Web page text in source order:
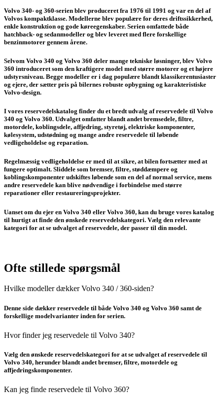
Volvo 340- og 360-serien blev produceret fra 1976 til 1991 og var en del af
Volvos kompaktklasse. Modellerne blev populære for deres driftssikkerhed,
enkle konstruktion og gode køreegenskaber. Serien omfattede både
hatchback- og sedanmodeller og blev leveret med flere forskellige
benzinmotorer gennem årene.
Selvom Volvo 340 og Volvo 360 deler mange tekniske løsninger, blev Volvo
360 introduceret som den kraftigere model med større motorer og et højere
udstyrsniveau. Begge modeller er i dag populære blandt klassikerentusiaster
og ejere, der sætter pris på bilernes robuste opbygning og karakteristiske
Volvo-design.
I vores reservedelskatalog finder du et bredt udvalg af reservedele til Volvo
340 og Volvo 360. Udvalget omfatter blandt andet bremsedele, filtre,
motordele, koblingsdele, affjedring, styretøj, elektriske komponenter,
kølesystem, udstødning og mange andre reservedele til løbende
vedligeholdelse og reparation.
Regelmæssig vedligeholdelse er med til at sikre, at bilen fortsætter med at
fungere optimalt. Sliddele som bremser, filtre, støddæmpere og
koblingskomponenter udskiftes løbende som en del af normal service, mens
andre reservedele kan blive nødvendige i forbindelse med større
reparationer eller restaureringsprojekter.
Uanset om du ejer en Volvo 340 eller Volvo 360, kan du bruge vores katalog
til hurtigt at finde den ønskede reservedelskategori. Vælg den relevante
kategori for at se udvalget af reservedele, der passer til din model.
Ofte stillede spørgsmål
Hvilke modeller dækker Volvo 340 / 360-siden?
Denne side dækker reservedele til både Volvo 340 og Volvo 360 samt de
forskellige modelvarianter inden for serien.
Hvor finder jeg reservedele til Volvo 340?
Vælg den ønskede reservedelskategori for at se udvalget af reservedele til
Volvo 340, herunder blandt andet bremser, filtre, motordele og
affjedringskomponenter.
Kan jeg finde reservedele til Volvo 360?